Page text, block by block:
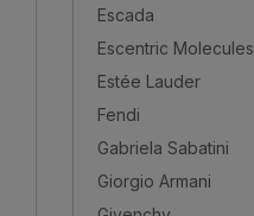
Escada
Escentric Molecules
Estée Lauder
Fendi
Gabriela Sabatini
Giorgio Armani